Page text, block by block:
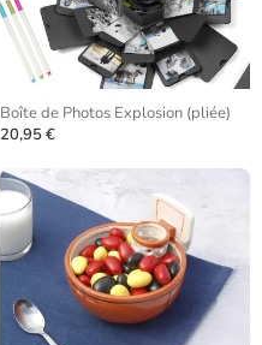
Boîte de Photos Explosion (pliée)
20,95 €